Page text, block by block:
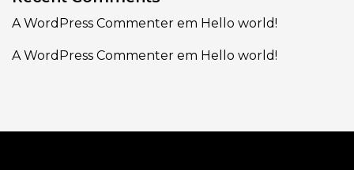
A WordPress Commenter em Hello world!
A WordPress Commenter em Hello world!